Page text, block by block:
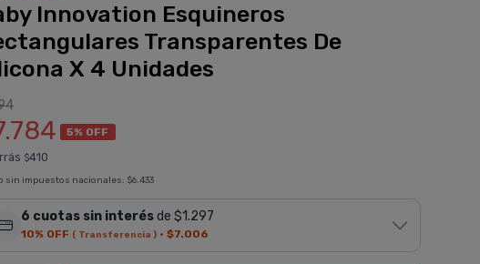
Innovation Esquineros
Transparentes De
X 4 Unidades
5% OFF
$410
sin impuestos nacionales: $6.433
6 cuotas sin interésde $1.297
10% OFF ( Transferencia )· $7.006